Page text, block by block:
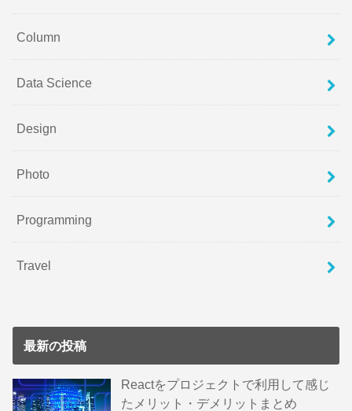
Column
Data Science
Design
Photo
Programming
Travel
最新の投稿
Reactをプロジェクトで利用して感じ
たメリット・デメリットまとめ